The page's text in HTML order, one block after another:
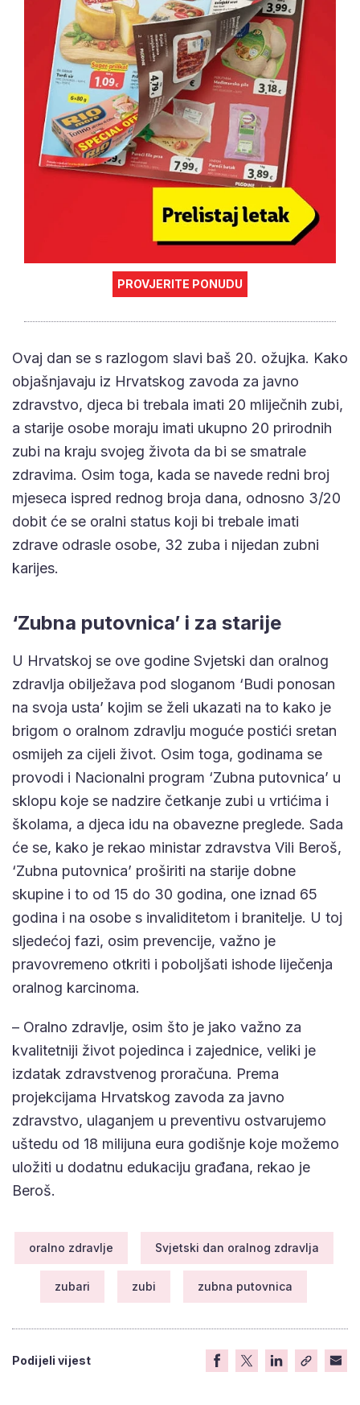
PROVJERITE PONUDU
Ovaj dan se s razlogom slavi baš 20. ožujka. Kako
objašnjavaju iz Hrvatskog zavoda za javno
zdravstvo, djeca bi trebala imati 20 mliječnih zubi,
a starije osobe moraju imati ukupno 20 prirodnih
zubi na kraju svojeg života da bi se smatrale
zdravima. Osim toga, kada se navede redni broj
mjeseca ispred rednog broja dana, odnosno 3/20
dobit će se oralni status koji bi trebale imati
zdrave odrasle osobe, 32 zuba i nijedan zubni
karijes.
‘Zubna putovnica’ i za starije
U Hrvatskoj se ove godine Svjetski dan oralnog
zdravlja obilježava pod sloganom ‘Budi ponosan
na svoja usta’ kojim se želi ukazati na to kako je
brigom o oralnom zdravlju moguće postići sretan
osmijeh za cijeli život. Osim toga, godinama se
provodi i Nacionalni program ‘Zubna putovnica’ u
sklopu koje se nadzire četkanje zubi u vrtićima i
školama, a djeca idu na obavezne preglede. Sada
će se, kako je rekao ministar zdravstva Vili Beroš,
‘Zubna putovnica’ proširiti na starije dobne
skupine i to od 15 do 30 godina, one iznad 65
godina i na osobe s invaliditetom i branitelje. U toj
sljedećoj fazi, osim prevencije, važno je
pravovremeno otkriti i poboljšati ishode liječenja
oralnog karcinoma.
– Oralno zdravlje, osim što je jako važno za
kvalitetniji život pojedinca i zajednice, veliki je
izdatak zdravstvenog proračuna. Prema
projekcijama Hrvatskog zavoda za javno
zdravstvo, ulaganjem u preventivu ostvarujemo
uštedu od 18 milijuna eura godišnje koje možemo
uložiti u dodatnu edukaciju građana, rekao je
Beroš.
oralno zdravlje Svjetski dan oralnog zdravlja
zubari zubi zubna putovnica
Podijeli vijest